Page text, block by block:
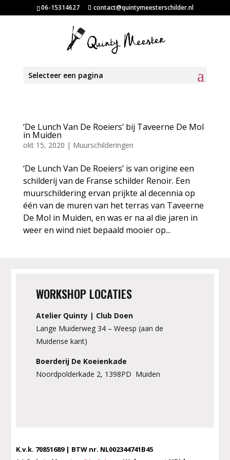
06-15314627 contact@quintymeesterschilder.nl
Selecteer een pagina
‘De Lunch Van De Roeiers’ bij Taveerne De Mol
in Muiden
okt 15, 2020 | Muurschilderingen
‘De Lunch Van De Roeiers’ is van origine een
schilderij van de Franse schilder Renoir. Een
muurschildering ervan prijkte al decennia op
één van de muren van het terras van Taveerne
De Mol in Muiden, en was er na al die jaren in
weer en wind niet bepaald mooier op...
WORKSHOP LOCATIES
Atelier Quinty | Club Doen
Lange Muiderweg 34 – Weesp (aan de
Muidense kant)
Boerderij De Koeienkade
Noordpolderkade 2, 1398PD Muiden
K.v.k. 70851689 | BTW nr. NL002344741B45